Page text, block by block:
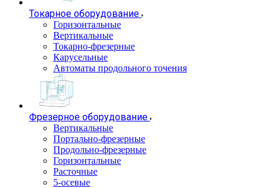
Токарное оборудование
Горизонтальные
Вертикальные
Токарно-фрезерные
Карусельные
Автоматы продольного точения
Фрезерное оборудование
Вертикальные
Портально-фрезерные
Продольно-фрезерные
Горизонтальные
Расточные
5-осевые